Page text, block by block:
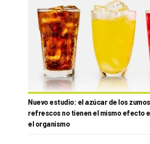
Nuevo estudio: el azúcar de los
refrescos no tienen el mismo efecto
el organismo